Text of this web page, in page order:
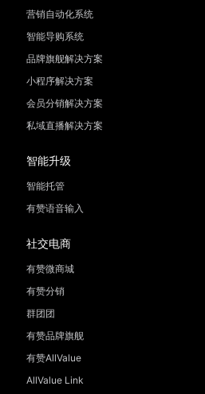
营销自动化系统
智能导购系统
品牌旗舰解决方案
小程序解决方案
会员分销解决方案
私域直播解决方案
智能升级
智能托管
有赞语音输入
社交电商
有赞微商城
有赞分销
群团团
有赞品牌旗舰
有赞AllValue
AllValue Link